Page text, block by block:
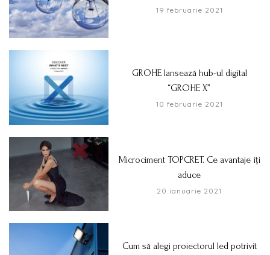
19 februarie 2021
GROHE lansează hub-ul digital
“GROHE X”
10 februarie 2021
Microciment TOPCRET. Ce avantaje îți
aduce
20 ianuarie 2021
Cum să alegi proiectorul led potrivit